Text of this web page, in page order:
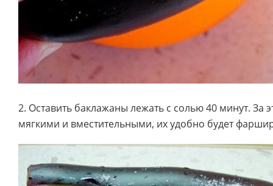
2. Оставить баклажаны лежать с солью 40 минут. За
мягкими и вместительными, их удобно будет